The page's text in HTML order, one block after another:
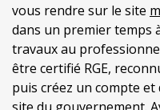
vous rendre sur le site
dans un premier temps
travaux au
être certifié RGE,
puis créez un compte